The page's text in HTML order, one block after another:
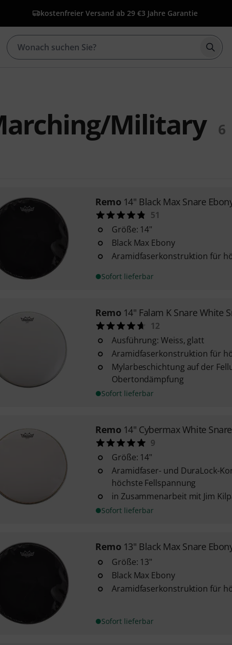
kostenfreier Versand ab 29 €3 Jahre Garantie
Military 6
Remo 14" Black Max Snare
51
Größe: 14"
Black Max Ebony
Aramidfaserkonstruktion für
Sofort lieferbar
Remo 14" Falam K Snare White
12
Ausführung: Weiss, glatt
Aramidfaserkonstruktion für
Mylarbeschichtung auf der
Obertondämpfung
Sofort lieferbar
Remo 14" Cybermax White Snare
9
Größe: 14"
Aramidfaser- und DuraLock-
höchste Fellspannung
in Zusammenarbeit mit Jim
Sofort lieferbar
Remo 13" Black Max Snare
Größe: 13"
Black Max Ebony
Aramidfaserkonstruktion für
Sofort lieferbar